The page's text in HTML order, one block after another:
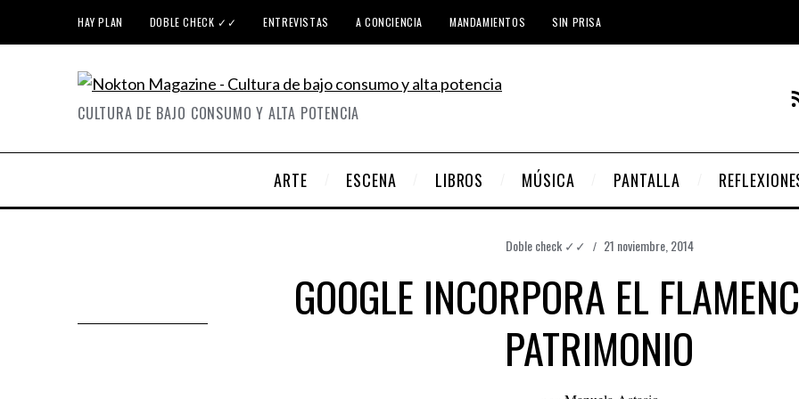
HAY PLAN DOBLE CHECK ✓✓ ENTREVISTAS A CONCIENCIA MANDAMIENTOS SIN PRISA
CULTURA DE BAJO CONSUMO Y ALTA POTENCIA
ARTE ESCENA LIBROS MÚSICA PANTALLA
Doble check ✓✓ 21 noviembre, 2014
GOOGLE INCORPORA EL
PATRIMONIO